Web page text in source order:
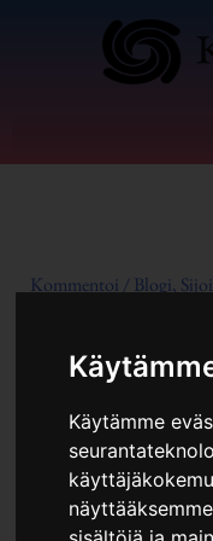
Käytämme
Kommentoi / Blogi,